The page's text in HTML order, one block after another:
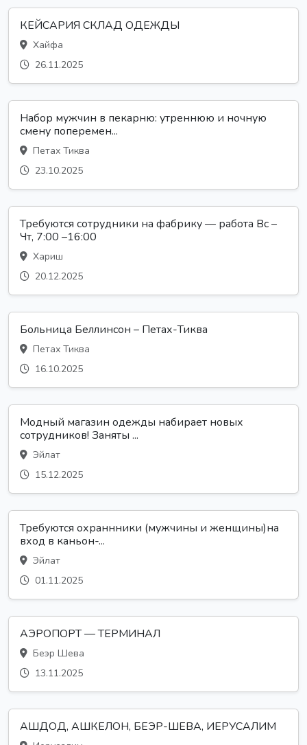
КЕЙСАРИЯ СКЛАД ОДЕЖДЫ
Хайфа
26.11.2025
Набор мужчин в пекарню: утреннюю и ночную
смену поперемен...
Петах Тиква
23.10.2025
Требуются сотрудники на фабрику — работа Вс –
Чт, 7:00 –16:00
Хариш
20.12.2025
Больница Беллинсон – Петах-Тиква
Петах Тиква
16.10.2025
Модный магазин одежды набирает новых
сотрудников! Заняты ...
Эйлат
15.12.2025
Требуются охраннники (мужчины и женщины)на
вход в каньон-...
Эйлат
01.11.2025
АЭРОПОРТ — ТЕРМИНАЛ
Беэр Шева
13.11.2025
АШДОД, АШКЕЛОН, БЕЭР-ШЕВА, ИЕРУСАЛИМ